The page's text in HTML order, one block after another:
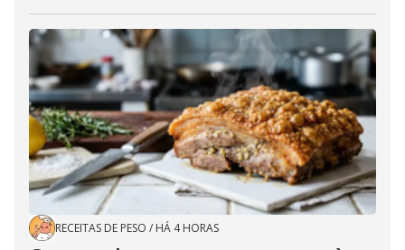
RECEITAS DE PESO / HÁ 4 HORAS